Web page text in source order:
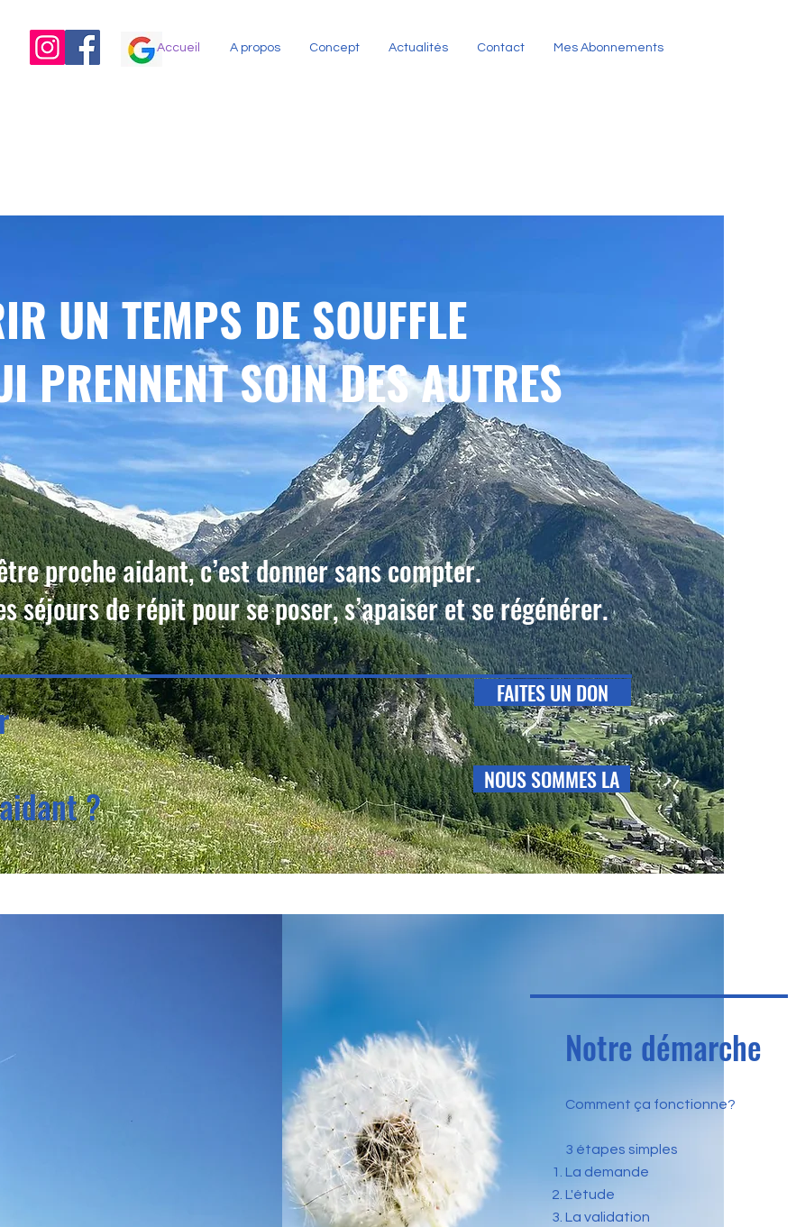
Accueil A propos Concept Actualités Contact Mes Abonnements
UN TEMPS DE SOUFFLE
PRENNENT SOIN DES AUTRES
proche aidant, c’est donner sans compter.
séjours de répit pour se poser, s’apaiser et se régénérer.
?
FAITES UN DON
NOUS SOMMES LA
Notre démarche
Comment ça fonctionne?
3 étapes simples
La demande
L'étude
La validation